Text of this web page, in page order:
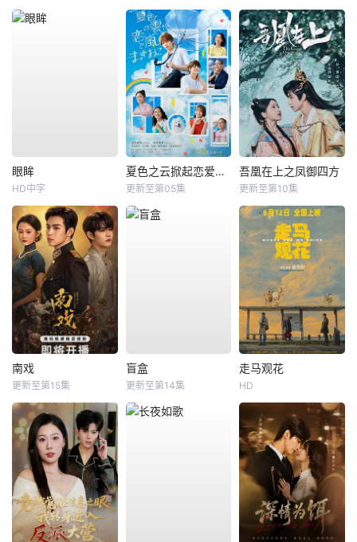
眼眸
HD中字
夏色之云掀起恋爱与风暴
更新至第05集
吾凰在上之凤御四方
更新至第10集
南戏
更新至第15集
盲盒
更新至第14集
走马观花
HD